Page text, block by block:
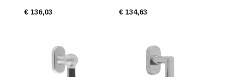
€ 136,03 € 134,63